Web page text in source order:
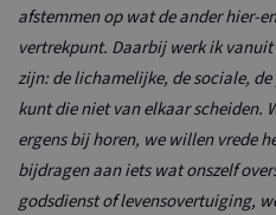
afstemmen op wat de ander hier-
vertrekpunt. Daarbij werk ik
zijn: de lichamelijke, de sociale,
kunt die niet van elkaar scheiden.
ergens bij horen, we willen vrede
bijdragen aan iets wat onszelf
godsdienst of levensovertuiging,